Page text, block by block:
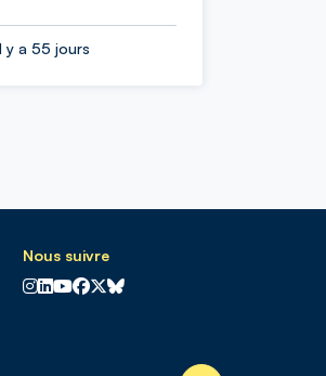
y a 55 jours
Nous suivre
CNRS sur Instagram
CNRS sur Linkedin
CNRS sur Youtube
CNRS sur Facebook
CNRS sur X
CNRS sur Blus sky